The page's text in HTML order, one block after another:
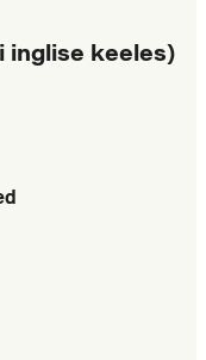
inglise keeles)